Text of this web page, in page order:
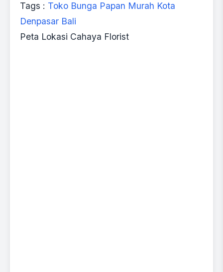
Tags : Toko Bunga Papan Murah Kota
Denpasar Bali
Peta Lokasi Cahaya Florist